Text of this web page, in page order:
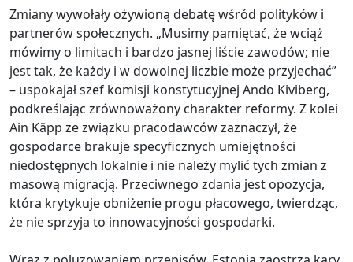
Zmiany wywołały ożywioną debatę wśród polityków i
partnerów społecznych. „Musimy pamiętać, że wciąż
mówimy o limitach i bardzo jasnej liście zawodów; nie
jest tak, że każdy i w dowolnej liczbie może przyjechać”
– uspokajał szef komisji konstytucyjnej Ando Kiviberg,
podkreślając zrównoważony charakter reformy. Z kolei
Ain Käpp ze związku pracodawców zaznaczył, że
gospodarce brakuje specyficznych umiejętności
niedostępnych lokalnie i nie należy mylić tych zmian z
masową migracją. Przeciwnego zdania jest opozycja,
która krytykuje obniżenie progu płacowego, twierdząc,
że nie sprzyja to innowacyjności gospodarki.